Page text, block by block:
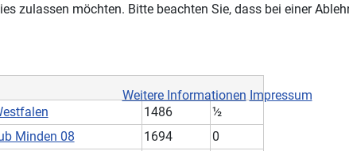
1486
½
Minden 08 1694
0
zulassen möchten. Bitte beachten Sie, dass bei einer
Weitere Informationen Impressum